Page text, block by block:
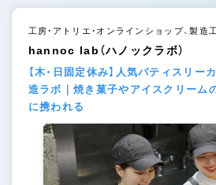
工房・アトリエ・オンラインショップ、製造
hannoc lab（ハノックラボ）
【木・日固定休み】人気パティスリー
造ラボ｜焼き菓子やアイスクリーム
に携われる